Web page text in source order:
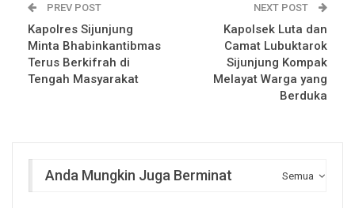
PREV POST
Kapolres Sijunjung
Minta Bhabinkantibmas
Terus Berkifrah di
Tengah Masyarakat
NEXT POST
Kapolsek Luta dan
Camat Lubuktarok
Sijunjung Kompak
Melayat Warga yang
Berduka
Semua
Anda Mungkin Juga Berminat